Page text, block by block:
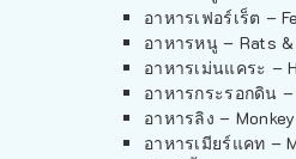
อาหารเฟอร์เร็ต –
อาหารหนู – Rats &
อาหารเม่นแคระ –
อาหารกระรอกดิน
อาหารลิง –
อาหารเมียร์แคท –